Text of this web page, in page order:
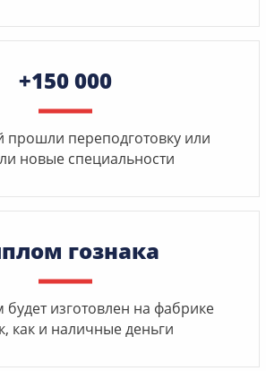
+150 000
прошли переподготовку или
новые специальности
гознака
изготовлен на фабрике
как и наличные деньги